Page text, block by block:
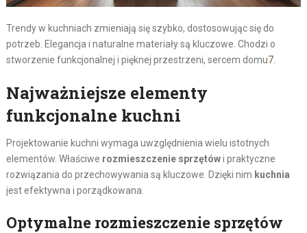
Trendy w kuchniach zmieniają się szybko, dostosowując się do
potrzeb. Elegancja i naturalne materiały są kluczowe. Chodzi o
stworzenie funkcjonalnej i pięknej przestrzeni, sercem domu7.
Najważniejsze elementy
funkcjonalne kuchni
Projektowanie kuchni wymaga uwzględnienia wielu istotnych
elementów. Właściwe rozmieszczenie sprzętówi praktyczne
rozwiązania do przechowywania są kluczowe. Dzięki nim kuchnia
jest efektywna i porządkowana.
Optymalne rozmieszczenie sprzętów